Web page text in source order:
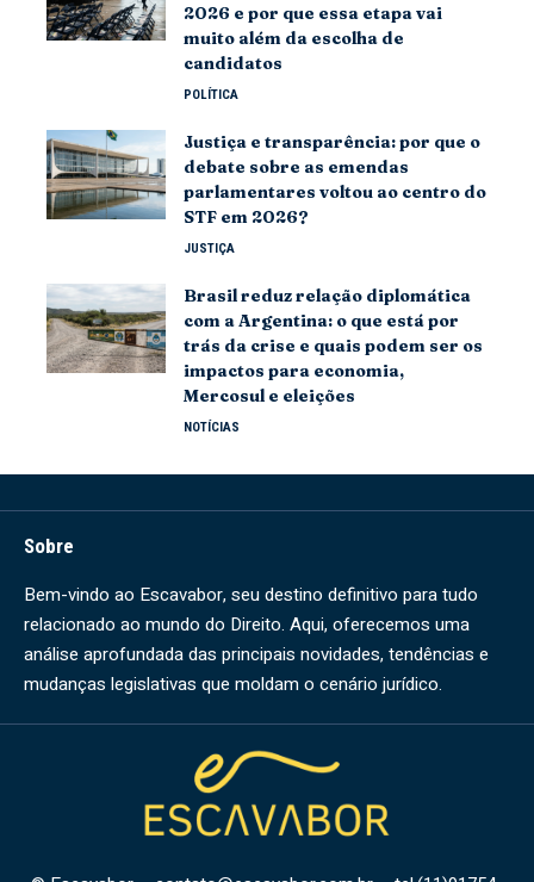
2026 e por que essa etapa vai
muito além da escolha de
candidatos
POLÍTICA
Justiça e transparência: por que o
debate sobre as emendas
parlamentares voltou ao centro do
STF em 2026?
JUSTIÇA
Brasil reduz relação diplomática
com a Argentina: o que está por
trás da crise e quais podem ser os
impactos para economia,
Mercosul e eleições
NOTÍCIAS
Sobre
Bem-vindo ao Escavabor, seu destino definitivo para tudo
relacionado ao mundo do Direito. Aqui, oferecemos uma
análise aprofundada das principais novidades, tendências e
mudanças legislativas que moldam o cenário jurídico.